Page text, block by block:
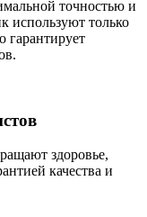
точностью и
используют только
гарантирует
здоровье,
качества и